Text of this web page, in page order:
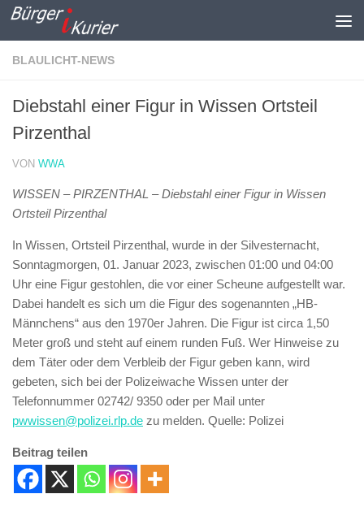
Zum Inhalt springen
BLAULICHT-NEWS
Diebstahl einer Figur in Wissen Ortsteil
Pirzenthal
VON WWA
WISSEN – PIRZENTHAL – Diebstahl einer Figur in Wissen
Ortsteil Pirzenthal
In Wissen, Ortsteil Pirzenthal, wurde in der Silvesternacht,
Sonntagmorgen, 01. Januar 2023, zwischen 01:00 und 04:00
Uhr eine Figur gestohlen, die vor einer Scheune aufgestellt war.
Dabei handelt es sich um die Figur des sogenannten „HB-
Männchens“ aus den 1970er Jahren. Die Figur ist circa 1,50
Meter groß und steht auf einem runden Fuß. Wer Hinweise zu
dem Täter oder dem Verbleib der Figur geben kann, wird
gebeten, sich bei der Polizeiwache Wissen unter der
Telefonnummer 02742/ 9350 oder per Mail unter
pwwissen@polizei.rlp.de zu melden. Quelle: Polizei
Beitrag teilen